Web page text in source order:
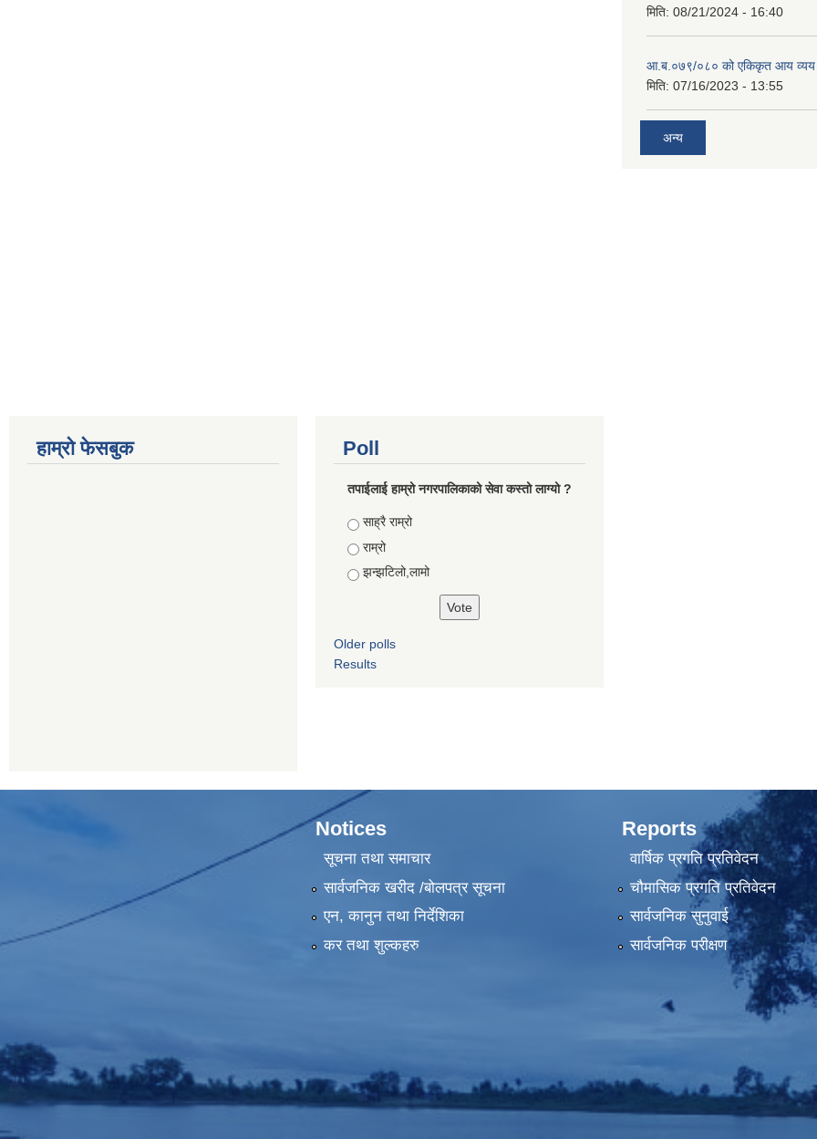
मिति: 08/21/2024 - 16:40
आ.ब.०७९/०८० को एकिकृत आय व्यय
मिति: 07/16/2023 - 13:55
अन्य
हाम्रो फेसबुक Poll
तपाईलाई हाम्रो नगरपालिकाको सेवा कस्तो लाग्यो ?
Choices
साह्रै राम्रो
राम्रो
झन्झटिलो,लामो
Older polls
Results
Notices
सूचना तथा समाचार
सार्वजनिक खरीद /बोलपत्र सूचना
एन, कानुन तथा निर्देशिका
कर तथा शुल्कहरु
Reports
वार्षिक प्रगति प्रतिवेदन
चौमासिक प्रगति प्रतिवेदन
सार्वजनिक सुनुवाई
सार्वजनिक परीक्षण